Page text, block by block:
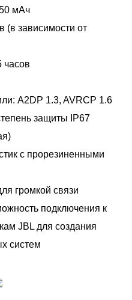
мАч
(в зависимости от
часов
A2DP 1.3, AVRCP 1.6
защиты IP67
с прорезиненными
громкой связи
подключения к
JBL для создания
систем